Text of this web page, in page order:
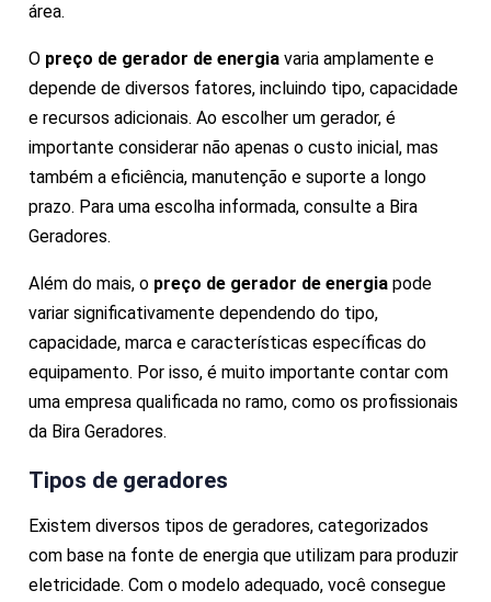
área.
O preço de gerador de energia varia amplamente e
depende de diversos fatores, incluindo tipo, capacidade
e recursos adicionais. Ao escolher um gerador, é
importante considerar não apenas o custo inicial, mas
também a eficiência, manutenção e suporte a longo
prazo. Para uma escolha informada, consulte a Bira
Geradores.
Além do mais, o preço de gerador de energia pode
variar significativamente dependendo do tipo,
capacidade, marca e características específicas do
equipamento. Por isso, é muito importante contar com
uma empresa qualificada no ramo, como os profissionais
da Bira Geradores.
Tipos de geradores
Existem diversos tipos de geradores, categorizados
com base na fonte de energia que utilizam para produzir
eletricidade. Com o modelo adequado, você consegue